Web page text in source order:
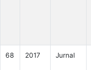
68 2017 Jurnal